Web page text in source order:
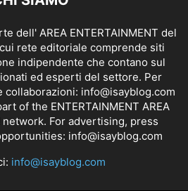
dell' AREA ENTERTAINMENT del
rete editoriale comprende siti
indipendente che contano sul
ed esperti del settore. Per
collaborazioni: info@isayblog.com
of the ENTERTAINMENT AREA
For advertising, press
info@isayblog.com
info@isayblog.com